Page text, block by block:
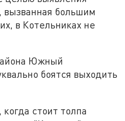
вызванная большим
в Котельниках не
Южный
боятся выходить
стоит толпа